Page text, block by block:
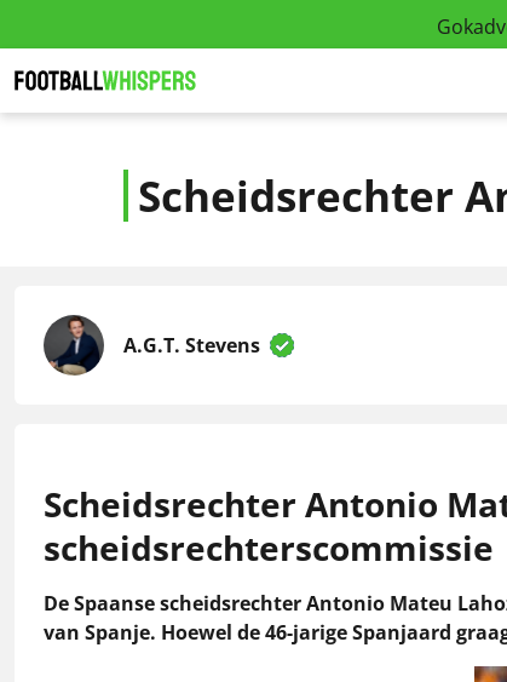
Scheidsrechter
A.G.T. Stevens
Scheidsrechter Antonio
scheidsrechterscommissie
De Spaanse scheidsrechter Antonio Mateu
van Spanje. Hoewel de 46-jarige Spanjaard